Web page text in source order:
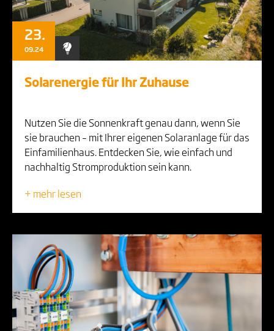
23.
09.24
Solarenergie für Ihr Zuhause
Nutzen Sie die Sonnenkraft genau dann, wenn Sie
sie brauchen – mit Ihrer eigenen Solaranlage für das
Einfamilienhaus. Entdecken Sie, wie einfach und
nachhaltig Stromproduktion sein kann.
+ mehr lesen